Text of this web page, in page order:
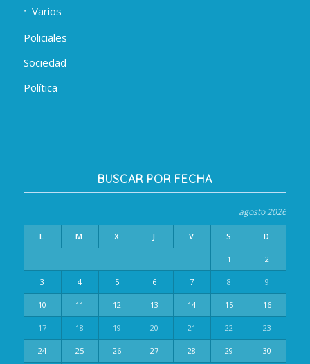
Varios
Policiales
Sociedad
Política
BUSCAR POR FECHA
agosto 2026
L M X J V S D
1 2
3 4 5 6 7 8 9
10 11 12 13 14 15 16
17 18 19 20 21 22 23
24 25 26 27 28 29 30